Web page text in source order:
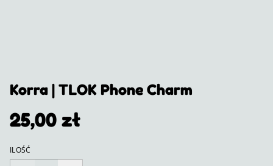
Korra | TLOK Phone Charm
25,00 zł
ILOŚĆ